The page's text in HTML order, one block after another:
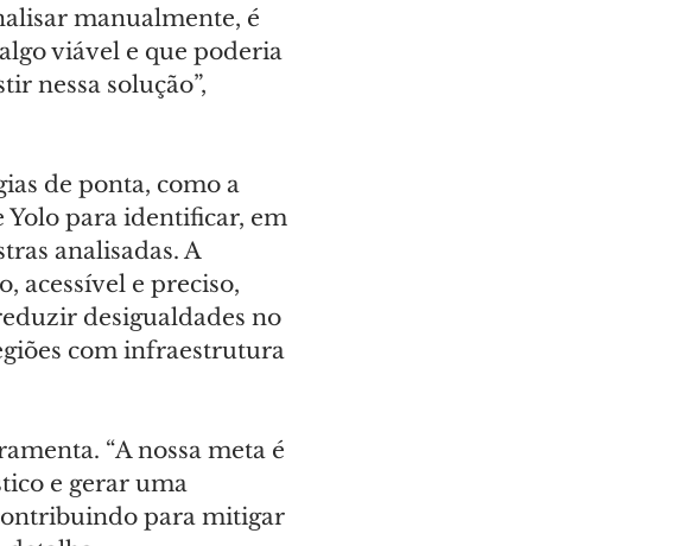
manualmente, é
viável e que poderia
nessa solução”,
de ponta, como a
para identificar, em
analisadas. A
acessível e preciso,
desigualdades no
com infraestrutura
“A nossa meta é
e gerar uma
para mitigar